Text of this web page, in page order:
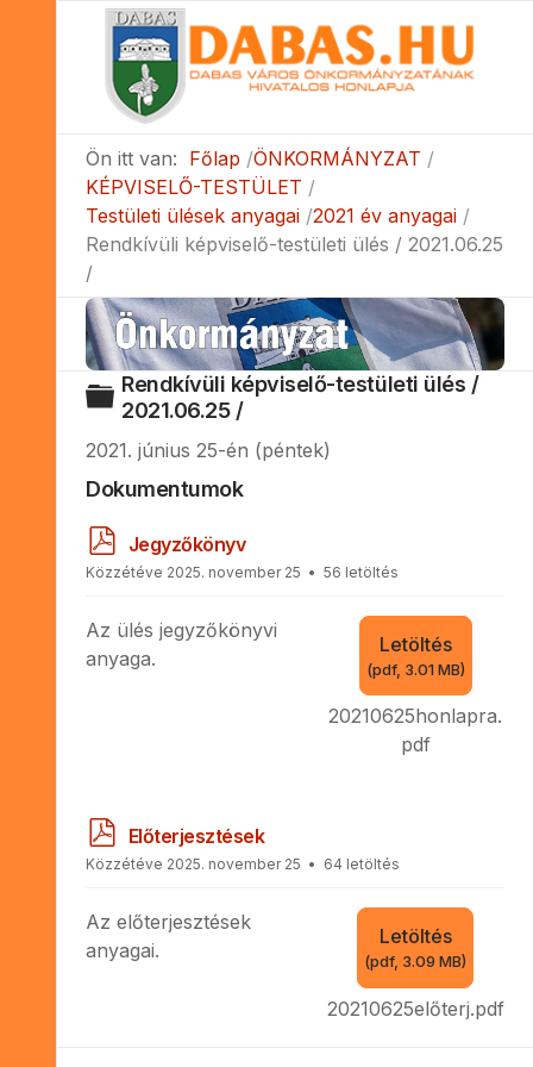
Ön itt van: Főlap ÖNKORMÁNYZAT
KÉPVISELŐ-TESTÜLET
Testületi ülések anyagai 2021 év anyagai
Rendkívüli képviselő-testületi ülés / 2021.06.25
/
Mappa
Rendkívüli képviselő-testületi ülés /
2021.06.25 /
2021. június 25-én (péntek)
Dokumentumok
d
f
Jegyzőkönyv
Közzétéve 2025. november 25 56 letöltés
Letöltés
(pdf, 3.01 MB)
20210625honlapra.
pdf
Az ülés jegyzőkönyvi
anyaga.
p
d
f
Előterjesztések
Közzétéve 2025. november 25 64 letöltés
Letöltés
(pdf, 3.09 MB)
20210625előterj.pdf
Az előterjesztések
anyagai.